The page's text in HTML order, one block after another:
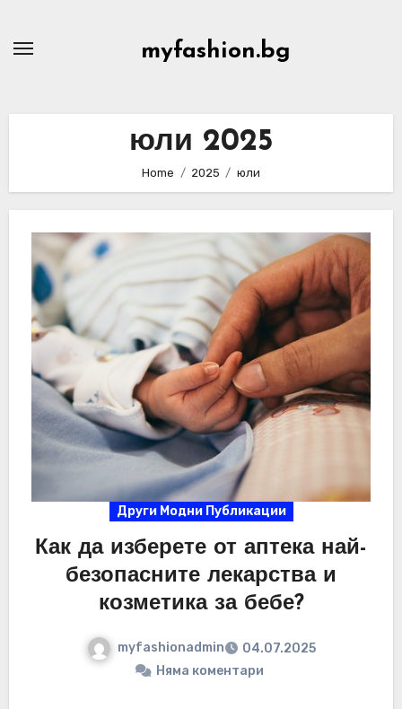
myfashion.bg
юли 2025
Home 2025 юли
Други Модни Публикации
Как да изберете от аптека най-
безопасните лекарства и
козметика за бебе?
myfashionadmin
04.07.2025
Няма коментари